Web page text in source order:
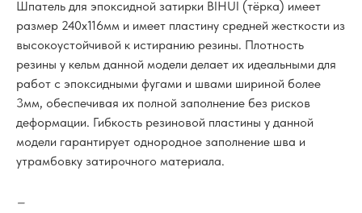
Шпатель для эпоксидной затирки BIHUI (тёрка) имеет
размер 240x116мм и имеет пластину средней жесткости из
высокоустойчивой к истиранию резины. Плотность
резины у кельм данной модели делает их идеальными для
работ с эпоксидными фугами и швами шириной более
3мм, обеспечивая их полной заполнение без рисков
деформации. Гибкость резиновой пластины у данной
модели гарантирует однородное заполнение шва и
утрамбовку затирочного материала.
–